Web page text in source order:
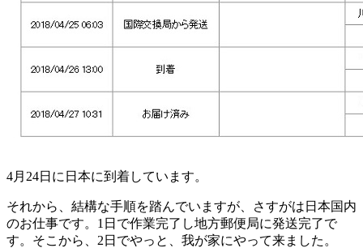
4月24日に日本に到着しています。
それから、結構な手順を踏んでいますが、さすがは日本国内
のお仕事です。1日で作業完了し地方郵便局に発送完了で
す。そこから、2日でやっと、我が家にやって来ました。